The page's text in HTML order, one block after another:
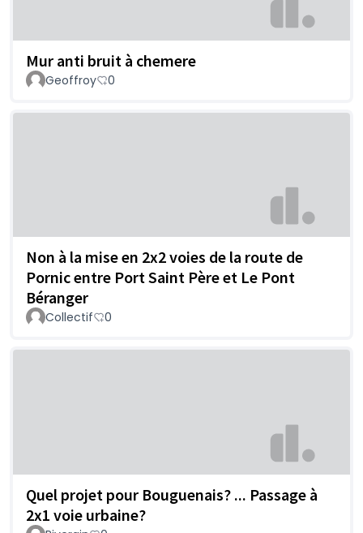
Mur anti bruit à chemere
Geoffroy 0
Non à la mise en 2x2 voies de la route de
Pornic entre Port Saint Père et Le Pont
Béranger
Collectif 0
Quel projet pour Bouguenais? ... Passage à
2x1 voie urbaine?